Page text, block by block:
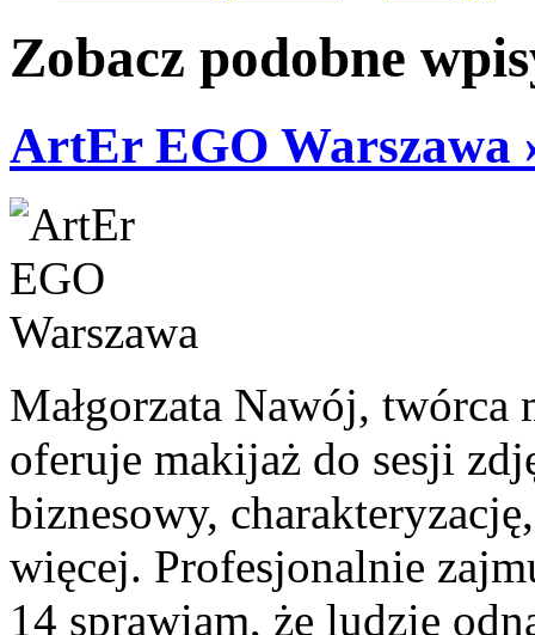
Zobacz podobne
ArtEr EGO Warszawa
Małgorzata Nawój, twórca
oferuje makijaż do sesji
biznesowy,
więcej. Profesjonalnie
14 sprawiam, że ludzie